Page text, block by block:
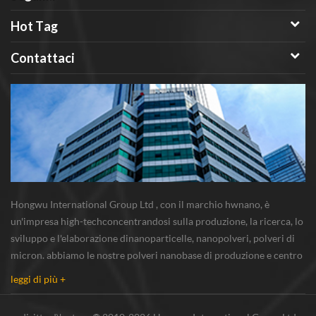
Hot Tag
Contattaci
Hongwu International Group Ltd , con il marchio hwnano, è
un'impresa high-techconcentrandosi sulla produzione, la ricerca, lo
sviluppo e l'elaborazione dinanoparticelle, nanopolveri, polveri di
micron. abbiamo le nostre polveri nanobase di produzione e centro
leggi di più +